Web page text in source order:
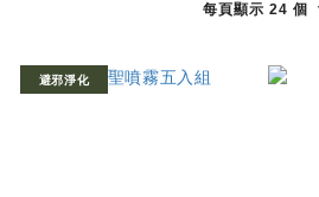
每頁顯示 24 個
避邪淨化